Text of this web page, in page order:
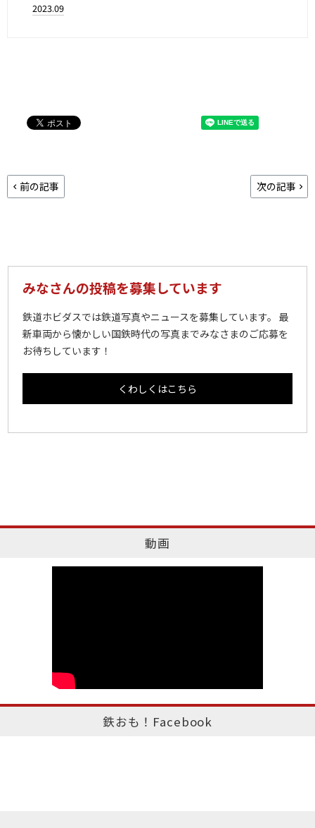
2023.09
前の記事 次の記事
みなさんの投稿を募集しています
鉄道ホビダスでは鉄道写真やニュースを募集しています。 最
新車両から懐かしい国鉄時代の写真までみなさまのご応募を
お待ちしています！
くわしくはこちら
動画
鉄おも！Facebook